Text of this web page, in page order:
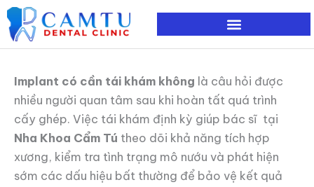
Nhảy
tới
nội
Implant có cần tái khám không là câu hỏi được
nhiều người quan tâm sau khi hoàn tất quá trình
cấy ghép. Việc tái khám định kỳ giúp bác sĩ tại
Nha Khoa Cẩm Tú theo dõi khả năng tích hợp
xương, kiểm tra tình trạng mô nướu và phát hiện
sớm các dấu hiệu bất thường để bảo vệ kết quả